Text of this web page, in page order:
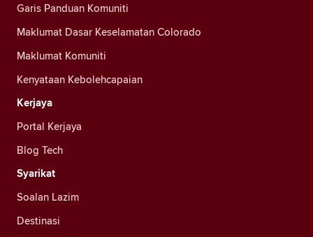
Garis Panduan Komuniti
Maklumat Dasar Keselamatan Colorado
Maklumat Komuniti
Kenyataan Kebolehcapaian
Kerjaya
Portal Kerjaya
Blog Tech
Syarikat
Soalan Lazim
Destinasi